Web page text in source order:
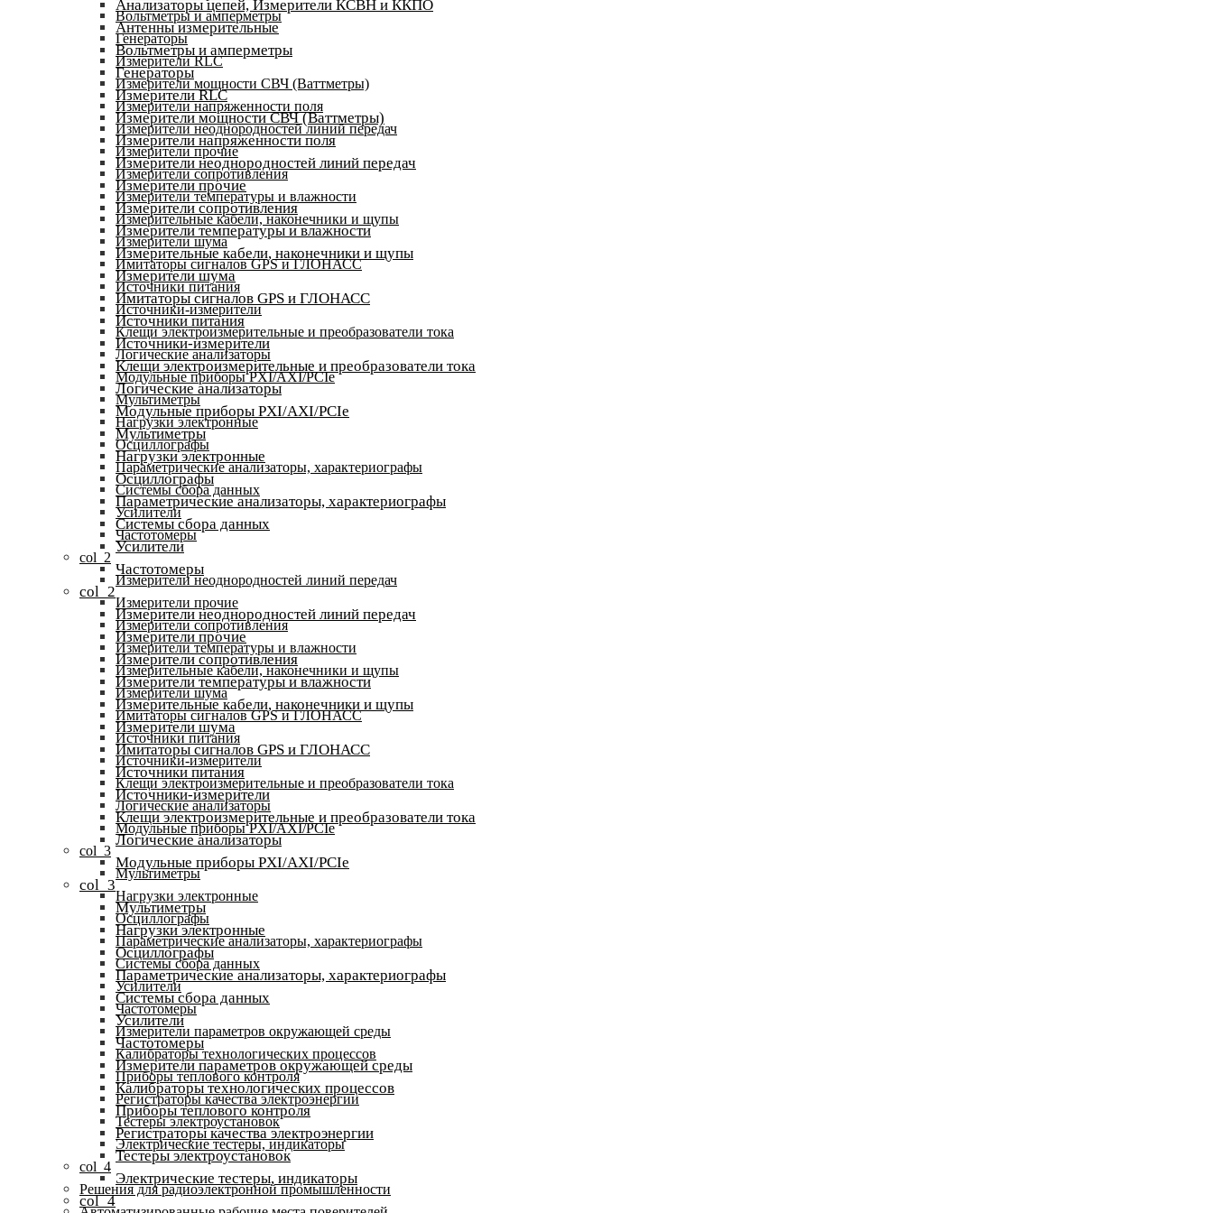
Вольтметры и амперметры
Генераторы
Измерители RLC
Измерители мощности СВЧ (Ваттметры)
Измерители напряженности поля
Измерители неоднородностей линий передач
Измерители прочие
Измерители сопротивления
Измерители температуры и влажности
Измерительные кабели, наконечники и щупы
Измерители шума
Имитаторы сигналов GPS и ГЛОНАСС
Источники питания
Источники-измерители
Клещи электроизмерительные и преобразователи тока
Логические анализаторы
Модульные приборы PXI/AXI/PCIe
Мультиметры
Нагрузки электронные
Осциллографы
Параметрические анализаторы, характериографы
Системы сбора данных
Усилители
Частотомеры
col_2
Измерители неоднородностей линий передач
Измерители прочие
Измерители сопротивления
Измерители температуры и влажности
Измерительные кабели, наконечники и щупы
Измерители шума
Имитаторы сигналов GPS и ГЛОНАСС
Источники питания
Источники-измерители
Клещи электроизмерительные и преобразователи тока
Логические анализаторы
Модульные приборы PXI/AXI/PCIe
col_3
Мультиметры
Нагрузки электронные
Осциллографы
Параметрические анализаторы, характериографы
Системы сбора данных
Усилители
Частотомеры
Измерители параметров окружающей среды
Калибраторы технологических процессов
Приборы теплового контроля
Регистраторы качества электроэнергии
Тестеры электроустановок
Электрические тестеры, индикаторы
col_4
Решения для радиоэлектронной промышленности
Анализаторы цепей, Измерители КСВН и ККПО
Антенны измерительные
Вольтметры и амперметры
Генераторы
Измерители RLC
Измерители мощности СВЧ (Ваттметры)
Измерители напряженности поля
Измерители неоднородностей линий передач
Измерители прочие
Измерители сопротивления
Измерители температуры и влажности
Измерительные кабели, наконечники и щупы
Измерители шума
Имитаторы сигналов GPS и ГЛОНАСС
Источники питания
Источники-измерители
Клещи электроизмерительные и преобразователи тока
Логические анализаторы
Модульные приборы PXI/AXI/PCIe
Мультиметры
Нагрузки электронные
Осциллографы
Параметрические анализаторы, характериографы
Системы сбора данных
Усилители
Частотомеры
col_2
Измерители неоднородностей линий передач
Измерители прочие
Измерители сопротивления
Измерители температуры и влажности
Измерительные кабели, наконечники и щупы
Измерители шума
Имитаторы сигналов GPS и ГЛОНАСС
Источники питания
Источники-измерители
Клещи электроизмерительные и преобразователи тока
Логические анализаторы
Модульные приборы PXI/AXI/PCIe
col_3
Мультиметры
Нагрузки электронные
Осциллографы
Параметрические анализаторы, характериографы
Системы сбора данных
Усилители
Частотомеры
Измерители параметров окружающей среды
Калибраторы технологических процессов
Приборы теплового контроля
Регистраторы качества электроэнергии
Тестеры электроустановок
Электрические тестеры, индикаторы
col_4